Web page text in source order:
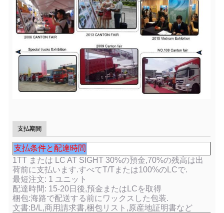
支払期間
支払条件と配達時間
1TT または LC AT SIGHT 30%の預金,70%の残高は出
荷前に支払います.すべてT/Tまたは100%のLCで.
最短注文: 1 ユニット
配達時間: 15-20日後,預金またはLCを取得
梱包:海路で配送する前にワックスした包装.
文書:B/L,商用請求書,梱包リスト,原産地証明書など